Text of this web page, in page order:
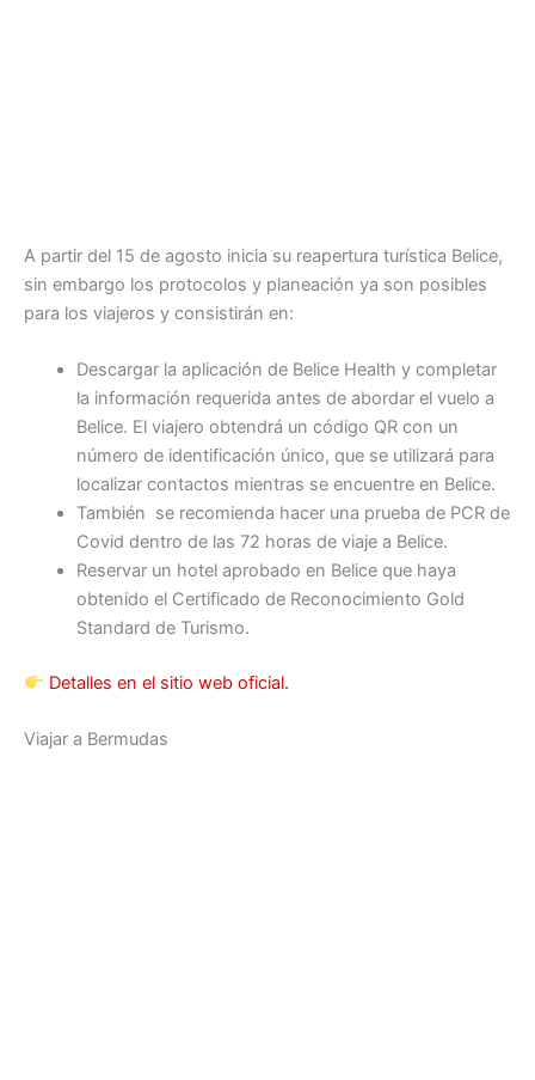
A partir del 15 de agosto inicia su reapertura turística Belice,
sin embargo los protocolos y planeación ya son posibles
para los viajeros y consistirán en:
Descargar la aplicación de Belice Health y completar
la información requerida antes de abordar el vuelo a
Belice. El viajero obtendrá un código QR con un
número de identificación único, que se utilizará para
localizar contactos mientras se encuentre en Belice.
También se recomienda hacer una prueba de PCR de
Covid dentro de las 72 horas de viaje a Belice.
Reservar un hotel aprobado en Belice que haya
obtenido el Certificado de Reconocimiento Gold
Standard de Turismo.
Detalles en el sitio web oficial.
Viajar a Bermudas